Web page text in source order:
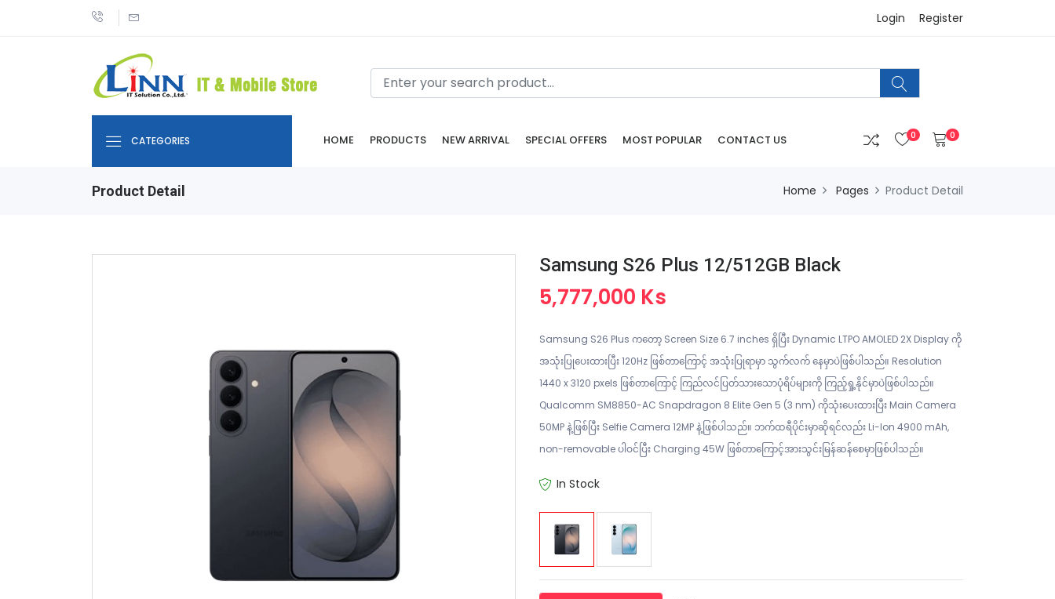
Login Register
CATEGORIES HOME PRODUCTS NEW ARRIVAL SPECIAL OFFERS MOST POPULAR CONTACT US 0 0
Product Detail Home Pages Product Detail
Samsung S26 Plus 12/512GB Black
5,777,000 Ks
Samsung S26 Plus ကတော့ Screen Size 6.7 inches ရှိပြီး Dynamic LTPO AMOLED 2X Display ကို
အသုံးပြုပေးထားပြီး 120Hz ဖြစ်တာကြောင့် အသုံးပြုရာမှာ သွက်လက် နေမှာပဲဖြစ်ပါသည်။ Resolution
1440 x 3120 pxels ဖြစ်တာကြောင့် ကြည်လင်ပြတ်သားသောပုံရိပ်များကို ကြည့်ရှု့နိုင်မှာပဲဖြစ်ပါသည်။
Qualcomm SM8850-AC Snapdragon 8 Elite Gen 5 (3 nm) ကိုသုံးပေးထားပြီး Main Camera
50MP နဲ့ဖြစ်ပြီး Selfie Camera 12MP နဲ့ဖြစ်ပါသည်။ ဘက်ထရီပိုင်းမှာဆိုရင်လည်း Li-Ion 4900 mAh,
non-removable ပါဝင်ပြီး Charging 45W ဖြစ်တာကြောင့်အားသွင်းမြန်ဆန်စေမှာဖြစ်ပါသည်။
In Stock